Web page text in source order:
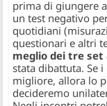
prima di giungere
un test negativo
quotidiani
questionari e altri
meglio dei tre
stata dibattuta. Se
migliore, allora lo
decideremo